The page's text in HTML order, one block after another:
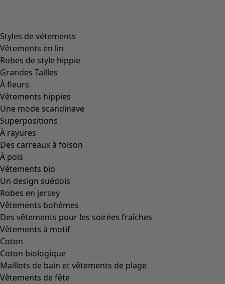
Styles de vétements
Vêtements en lin
Robes de style hippie
Grandes Tailles
À fleurs
Vêtements hippies
Une mode scandinave
Superpositions
À rayures
Des carreaux à foison
À pois
Vêtements bio
Un design suédois
Robes en jersey
Vêtements bohèmes
Des vêtements pour les soirées fraîches
Vêtements à motif
Coton
Coton biologique
Maillots de bain et vêtements de plage
Vêtements de fête